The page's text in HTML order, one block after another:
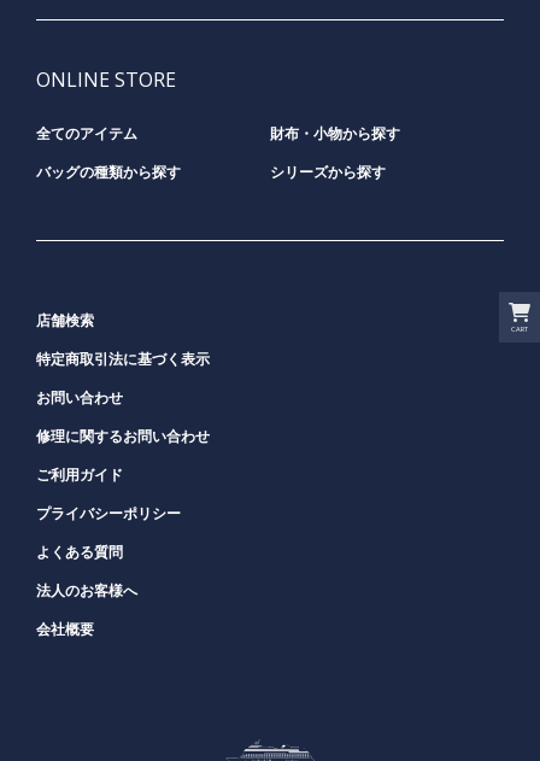
CART
ONLINE STORE
全てのアイテム 財布・小物から探す
バッグの種類から探す シリーズから探す
店舗検索
特定商取引法に基づく表示
お問い合わせ
修理に関するお問い合わせ
ご利用ガイド
プライバシーポリシー
よくある質問
法人のお客様へ
会社概要